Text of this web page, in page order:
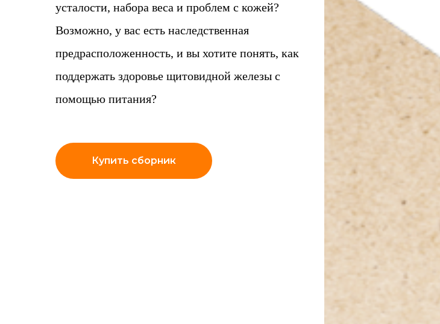
усталости, набора веса и проблем с кожей?
Возможно, у вас есть наследственная
предрасположенность, и вы хотите понять, как
поддержать здоровье щитовидной железы с
помощью питания?
Купить сборник